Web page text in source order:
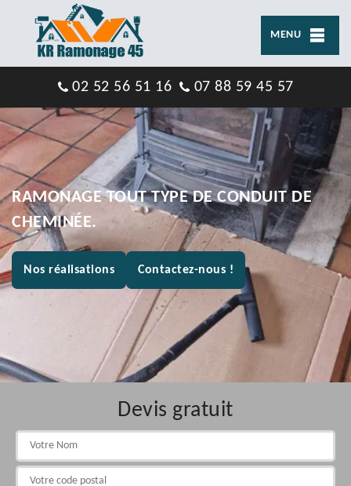
MENU
02 52 56 51 16 07 88 59 45 57
RAMONAGE TOUT TYPE DE CONDUIT DE
CHEMINÉE.
Nos réalisations Contactez-nous !
Devis gratuit